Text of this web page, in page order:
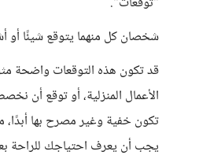
شخصان كل منهما يتوقع شيئًا أو
قد تكون هذه التوقعات واضحة
الأعمال المنزلية، أو توقع أن
تكون خفية وغير مصرح بها أبدًا،
يجب أن يعرف احتياجك للراحة